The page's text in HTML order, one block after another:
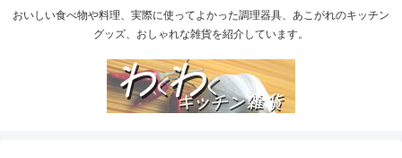
おいしい食べ物や料理、実際に使ってよかった調理器具、あこがれのキッチン
グッズ、おしゃれな雑貨を紹介しています。